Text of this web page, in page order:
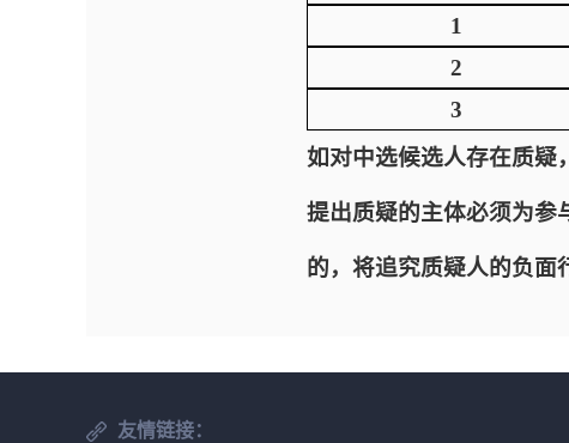
1
2
3
如对中选候选人存在质疑
提出质疑的主体必须为参
的，将追究质疑人的负面
友情链接：